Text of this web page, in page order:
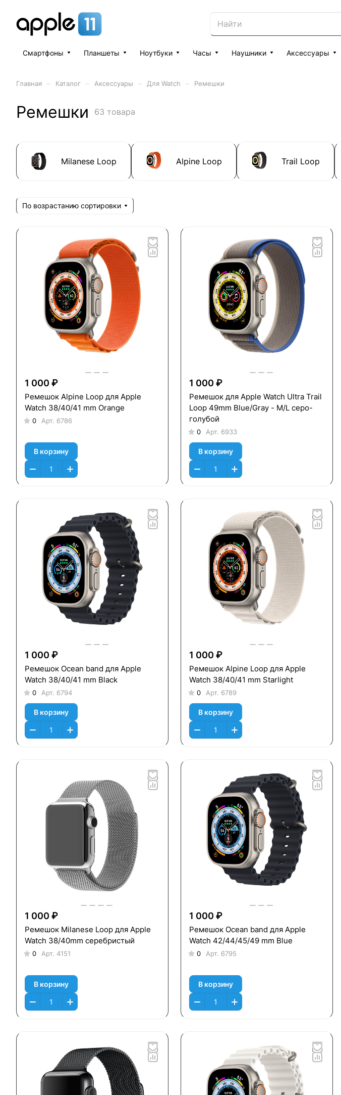
Смартфоны Планшеты Ноутбуки Часы Наушники Аксессуары
Главная Каталог Аксессуары Для Watch Ремешки
Ремешки 63 товара
Milanese Loop Alpine Loop Trail Loop
По возрастанию сортировки
1 000 ₽
Ремешок Alpine Loop для Apple
Watch 38/40/41 mm Orange
0 Арт. 6786
В корзину
1 000 ₽
Ремешок для Apple Watch Ultra Trail
Loop 49mm Blue/Gray - M/L серо-
голубой
0 Арт. 6933
В корзину
1 000 ₽
Ремешок Ocean band для Apple
Watch 38/40/41 mm Black
0 Арт. 6794
В корзину
1 000 ₽
Ремешок Alpine Loop для Apple
Watch 38/40/41 mm Starlight
0 Арт. 6789
В корзину
1 000 ₽
Ремешок Milanese Loop для Apple
Watch 38/40mm серебристый
0 Арт. 4151
В корзину
1 000 ₽
Ремешок Оcean band для Apple
Watch 42/44/45/49 mm Blue
0 Арт. 6795
В корзину